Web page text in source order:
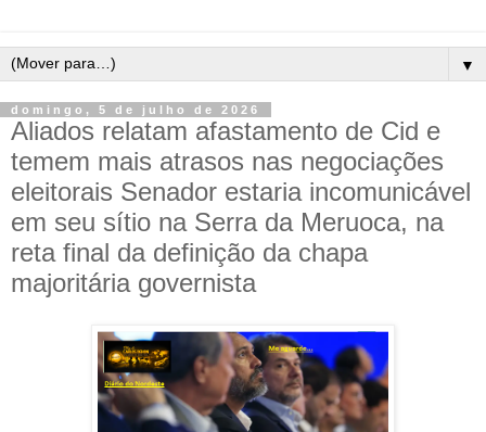
▼
domingo, 5 de julho de 2026
Aliados relatam afastamento de Cid e
temem mais atrasos nas negociações
eleitorais Senador estaria incomunicável
em seu sítio na Serra da Meruoca, na
reta final da definição da chapa
majoritária governista